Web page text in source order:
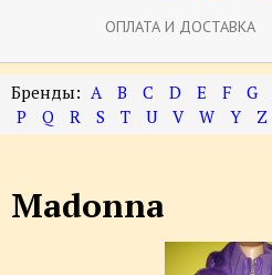
ОПЛАТА И ДОСТАВКА
A B C D E F G
P
Q R S T U V W Y Z
Madonna